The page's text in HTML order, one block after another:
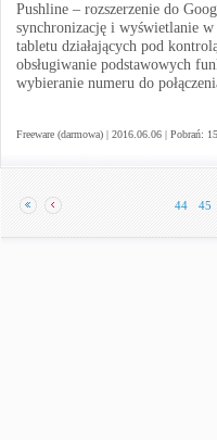
Pushline – rozszerzenie do
synchronizację i wyświetlanie
tabletu działających pod
obsługiwanie podstawowych
wybieranie numeru do
Freeware (darmowa) | 2016.06.06 | Pobrań:
44 45